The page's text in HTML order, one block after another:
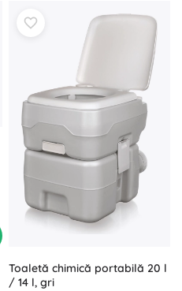
Toaletă chimică portabilă 20 l
/ 14 l, gri